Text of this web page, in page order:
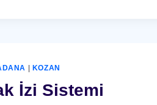
KOZAN
İzi Sistemi